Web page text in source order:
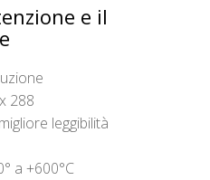
e il
288
leggibilità
a +600°C